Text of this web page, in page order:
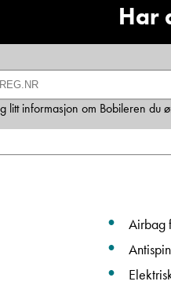
Hva gjelder det?
Har
litt informasjon om Bobileren du
Airbag